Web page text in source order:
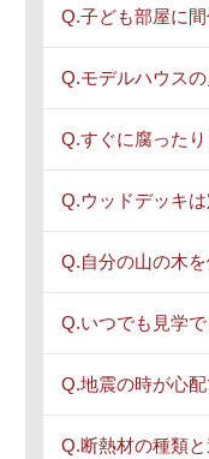
Q.子ども部屋に
Q.モデルハウス
Q.すぐに腐った
Q.ウッドデッキ
Q.自分の山の木
Q.いつでも見学
Q.地震の時が心
Q.断熱材の種類と